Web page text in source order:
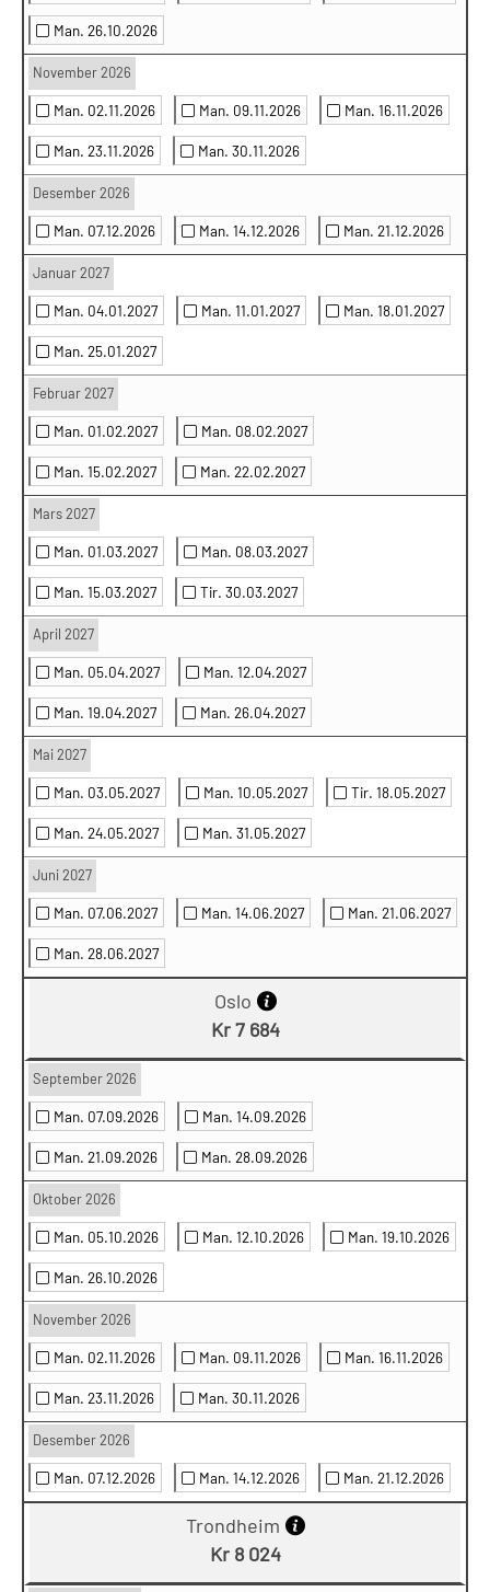
Man. 26.10.2026
November 2026
Man. 02.11.2026 Man. 09.11.2026 Man. 16.11.2026
Man. 23.11.2026 Man. 30.11.2026
Desember 2026
Man. 07.12.2026 Man. 14.12.2026 Man. 21.12.2026
Januar 2027
Man. 04.01.2027 Man. 11.01.2027 Man. 18.01.2027
Man. 25.01.2027
Februar 2027
Man. 01.02.2027 Man. 08.02.2027
Man. 15.02.2027 Man. 22.02.2027
Mars 2027
Man. 01.03.2027 Man. 08.03.2027
Man. 15.03.2027 Tir. 30.03.2027
April 2027
Man. 05.04.2027 Man. 12.04.2027
Man. 19.04.2027 Man. 26.04.2027
Mai 2027
Man. 03.05.2027 Man. 10.05.2027 Tir. 18.05.2027
Man. 24.05.2027 Man. 31.05.2027
Juni 2027
Man. 07.06.2027 Man. 14.06.2027 Man. 21.06.2027
Man. 28.06.2027
Oslo
Kr 7 684
September 2026
Man. 07.09.2026 Man. 14.09.2026
Man. 21.09.2026 Man. 28.09.2026
Oktober 2026
Man. 05.10.2026 Man. 12.10.2026 Man. 19.10.2026
Man. 26.10.2026
November 2026
Man. 02.11.2026 Man. 09.11.2026 Man. 16.11.2026
Man. 23.11.2026 Man. 30.11.2026
Desember 2026
Man. 07.12.2026 Man. 14.12.2026 Man. 21.12.2026
Trondheim
Kr 8 024